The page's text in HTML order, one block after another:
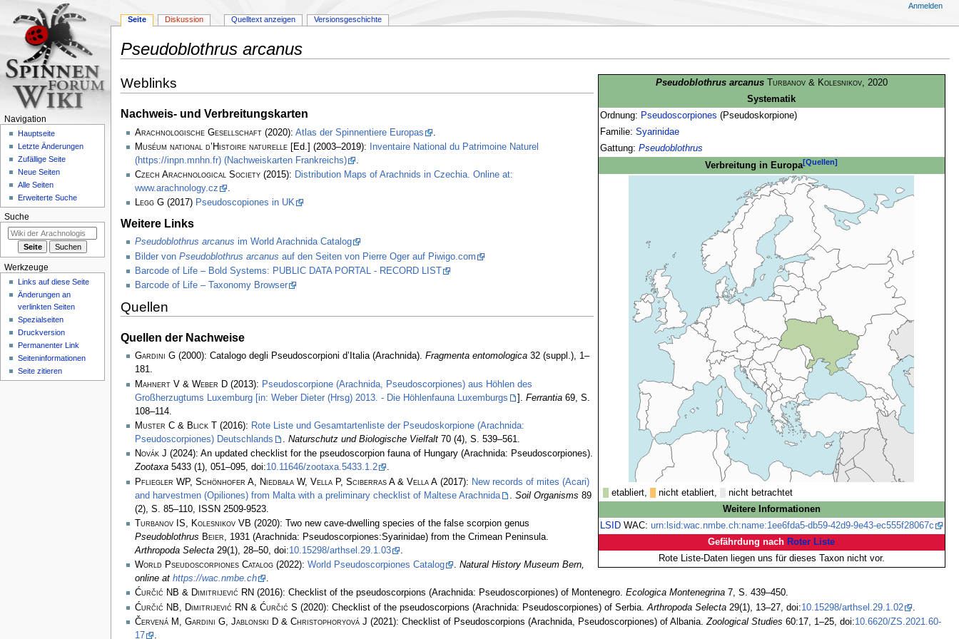
Pseudoblothrus arcanus
Navigation
Suche
Pseudoblothrus arcanus Turbanov & Kolesnikov, 2020
Systematik
Ordnung: Pseudoscorpiones (Pseudoskorpione)
Familie: Syarinidae
Gattung: Pseudoblothrus
Verbreitung in Europa[Quellen]
etabliert, nicht etabliert,
nicht betrachtet
Weitere Informationen
LSIDWAC: urn:lsid:wac.nmbe.ch:name:1ee6fda5-db59-42d9-9e43-ec555f28067c
Gefährdung nach Roter Liste
Rote Liste-Daten liegen uns für dieses Taxon nicht vor.
Weblinks
Nachweis- und Verbreitungskarten
Arachnologische Gesellschaft(2020): Atlas der Spinnentiere Europas
Muséum national d’Histoire naturelle[Ed.] (2003–2019):
Inventaire National du Patrimoine Naturel
(https://inpn.mnhn.fr) (Nachweiskarten Frankreichs)
.
Czech Arachnological Society(2015): Distribution Maps of Arachnids in Czechia. Online at:
www.arachnology.cz
.
LeggG (2017) Pseudoscopiones in UK
Weitere Links
Pseudoblothrus arcanus im World Arachnida Catalog
Bilder von Pseudoblothrus arcanus auf den Seiten von Pierre Oger auf Piwigo.com
Barcode of Life – Bold Systems: PUBLIC DATA PORTAL - RECORD LIST
Barcode of Life – Taxonomy Browser
Quellen
Quellen der Nachweise
Gardini G(2000): Catalogo degli Pseudoscorpioni d’Italia (Arachnida). Fragmenta entomologica32 (suppl.), 1–
181.
Mahnert V & Weber D(2013): Pseudoscorpione (Arachnida, Pseudoscorpiones) aus Höhlen des
Großherzugtums Luxemburg [in: Weber Dieter (Hrsg) 2013. - Die Höhlenfauna Luxemburgs
]. Ferrantia69, S.
108–114.
Muster C & Blick T
(2016): Rote Liste und Gesamtartenliste der Pseudoskorpione (Arachnida:
Pseudoscorpiones) Deutschlands
. Naturschutz und Biologische Vielfalt70 (4), S. 539–561.
Novák J (2024): An updated checklist for the pseudoscorpion fauna of Hungary (Arachnida: Pseudoscorpiones).
Zootaxa5433 (1), 051–095, doi:10.11646/zootaxa.5433.1.2
.
Pfliegler WP, Schönhofer A, Niedbała W, Vella P, Sciberras A & Vella A(2017): New records of mites (Acari)
and harvestmen (Opiliones) from Malta with a preliminary checklist of Maltese Arachnida
Soil Organisms 89
(2), S. 85–110, ISSN 2509-9523.
Turbanov IS, Kolesnikov VB (2020): Two new cave-dwelling species of the false scorpion genus
Pseudoblothrus Beier , 1931 (Arachnida: Pseudoscorpiones:Syarinidae) from the Crimean Peninsula.
Arthropoda Selecta29(1), 28–50, doi:10.15298/arthsel.29.1.03
World Pseudoscorpiones Catalog(2022): World Pseudoscorpiones Catalog . Natural History Museum Bern,
online at https://wac.nmbe.ch
.
Ćurčić NB & Dimitrijević RN (2016): Checklist of the pseudoscorpions (Arachnida: Pseudoscorpiones) of Montenegro. Ecologica Montenegrina7, S. 439–450.
Ćurčić NB, Dimitrijević RN & Ćurčić S (2020): Checklist of the pseudoscorpions (Arachnida: Pseudoscorpiones) of Serbia. Arthropoda Selecta29(1), 13–27, doi:10.15298/arthsel.29.1.02
Červená M, Gardini G, Jablonski D & Christophoryová J (2021): Checklist of Pseudoscorpions (Arachnida, Pseudoscorpiones) of Albania.Zoological Studies 60:17, 1–25, doi:10.6620/ZS.2021.60-
17
.
Seite Diskussion Quelltext anzeigen Versionsgeschichte
Anmelden
Navigation
Hauptseite
Letzte Änderungen
Zufällige Seite
Neue Seiten
Alle Seiten
Erweiterte Suche
Suche
Werkzeuge
Links auf diese Seite
Änderungen an
verlinkten Seiten
Spezialseiten
Druckversion
Permanenter Link
Seiten­­informationen
Seite zitieren